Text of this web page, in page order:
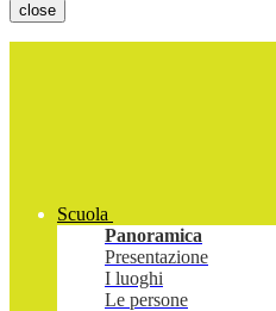
close
Scuola
Panoramica
Presentazione
I luoghi
Le persone